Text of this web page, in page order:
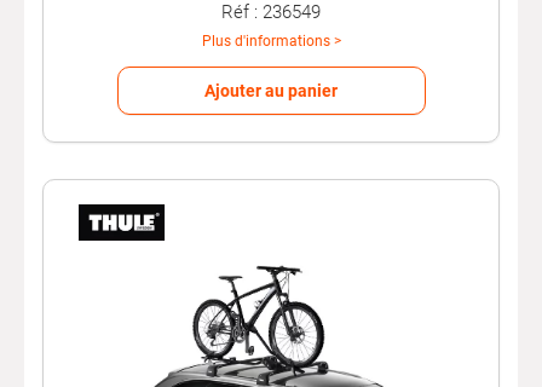
Réf : 236549
Plus d'informations >
Ajouter au panier